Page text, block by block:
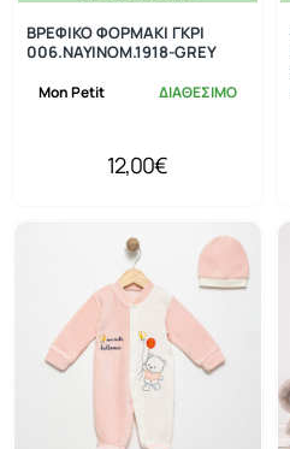
Mon Petit ΔΙΑΘΕΣΙΜΟ
ΒΡΕΦΙΚΟ ΦΟΡΜΑΚΙ ΓΚΡΙ
006.NAYINOM.1918-GREY
12,00€